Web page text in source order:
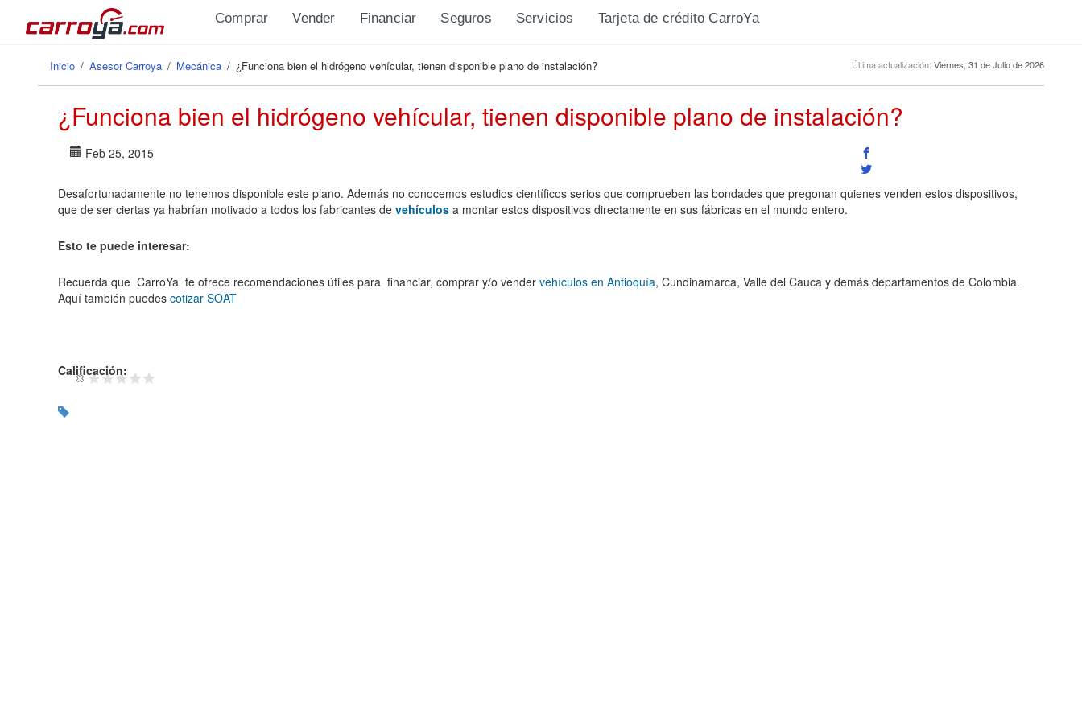
Pasar al contenido principal
Comprar Vender Financiar Seguros Servicios Tarjeta de crédito CarroYa
Se encuentra usted aquí
Inicio / Asesor Carroya / Mecánica / ¿Funciona bien el hidrógeno vehícular, tienen disponible plano de instalación? Última actualización: Viernes, 31 de Julio de 2026
¿Funciona bien el hidrógeno vehícular, tienen disponible plano de instalación?
Feb 25, 2015
Desafortunadamente no tenemos disponible este plano. Además no conocemos estudios científicos serios que comprueben las bondades que pregonan quienes venden estos dispositivos,
que de ser ciertas ya habrían motivado a todos los fabricantes de vehículos a montar estos dispositivos directamente en sus fábricas en el mundo entero.
Esto te puede interesar:
Recuerda que CarroYa te ofrece recomendaciones útiles para financiar, comprar y/o vender vehículos en Antioquía, Cundinamarca, Valle del Cauca y demás departamentos de Colombia.
Aquí también puedes cotizar SOAT
Calificación: